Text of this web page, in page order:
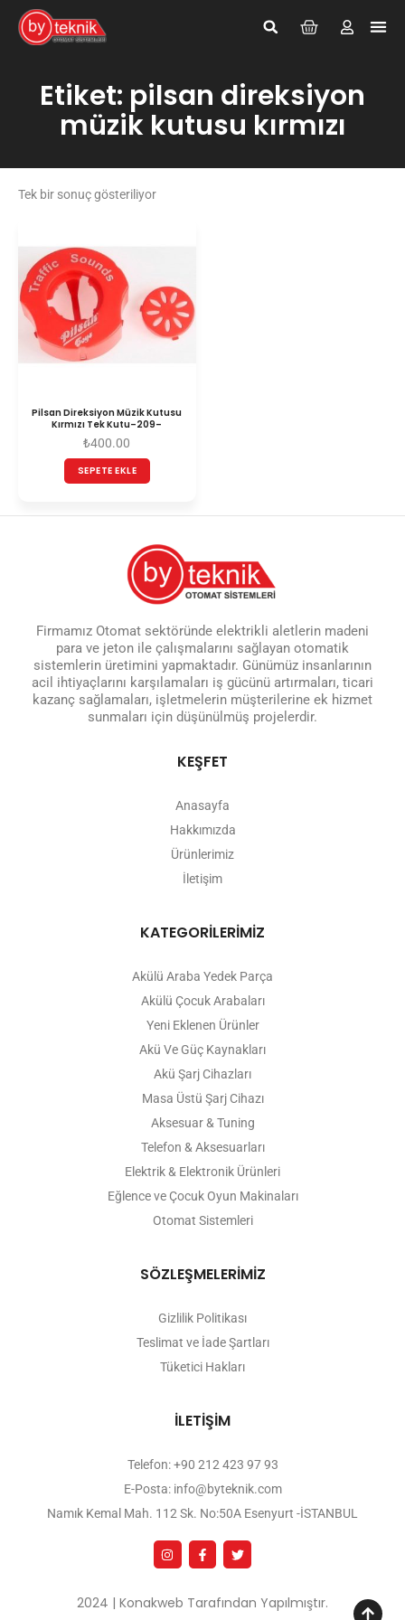
Etiket: pilsan direksiyon
müzik kutusu kırmızı
Tek bir sonuç gösteriliyor
Pilsan Direksiyon Müzik Kutusu
Kırmızı Tek Kutu–209–
₺400.00
SEPETE EKLE
Firmamız Otomat sektöründe elektrikli aletlerin madeni
para ve jeton ile çalışmalarını sağlayan otomatik
sistemlerin üretimini yapmaktadır. Günümüz insanlarının
acil ihtiyaçlarını karşılamaları iş gücünü artırmaları, ticari
kazanç sağlamaları, işletmelerin müşterilerine ek hizmet
sunmaları için düşünülmüş projelerdir.
KEŞFET
Anasayfa
Hakkımızda
Ürünlerimiz
İletişim
KATEGORİLERİMİZ
Akülü Araba Yedek Parça
Akülü Çocuk Arabaları
Yeni Eklenen Ürünler
Akü Ve Güç Kaynakları
Akü Şarj Cihazları
Masa Üstü Şarj Cihazı
Aksesuar & Tuning
Telefon & Aksesuarları
Elektrik & Elektronik Ürünleri
Eğlence ve Çocuk Oyun Makinaları
Otomat Sistemleri
SÖZLEŞMELERİMİZ
Gizlilik Politikası
Teslimat ve İade Şartları
Tüketici Hakları
İLETİŞİM
Telefon: +90 212 423 97 93
E-Posta: info@byteknik.com
Namık Kemal Mah. 112 Sk. No:50A Esenyurt -İSTANBUL
2024 | Konakweb Tarafından Yapılmıştır.